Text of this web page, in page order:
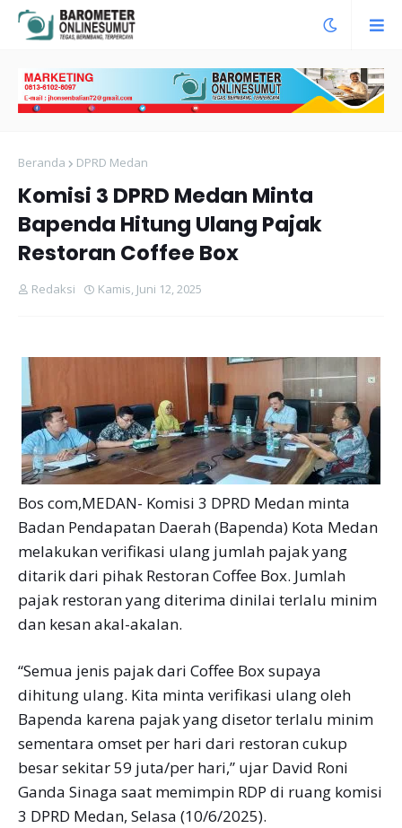
Beranda DPRD Medan
Komisi 3 DPRD Medan Minta
Bapenda Hitung Ulang Pajak
Restoran Coffee Box
Redaksi Kamis, Juni 12, 2025
Bos com,MEDAN- Komisi 3 DPRD Medan minta
Badan Pendapatan Daerah (Bapenda) Kota Medan
melakukan verifikasi ulang jumlah pajak yang
ditarik dari pihak Restoran Coffee Box. Jumlah
pajak restoran yang diterima dinilai terlalu minim
dan kesan akal-akalan.
“Semua jenis pajak dari Coffee Box supaya
dihitung ulang. Kita minta verifikasi ulang oleh
Bapenda karena pajak yang disetor terlalu minim
sementara omset per hari dari restoran cukup
besar sekitar 59 juta/per hari,” ujar David Roni
Ganda Sinaga saat memimpin RDP di ruang komisi
3 DPRD Medan, Selasa (10/6/2025).